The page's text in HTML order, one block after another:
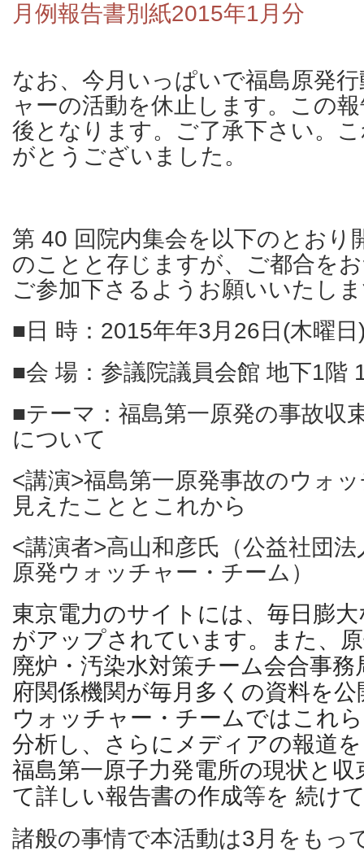
月例報告書別紙2015年1月分
なお、今月いっぱいで福島原発
ャーの活動を休止します。この
後となります。ご了承下さい。
がとうございました。
第 40 回院内集会を以下のとおり
のことと存じますが、ご都合を
ご参加下さるようお願いいたし
■日 時：2015年年3⽉26日(木曜
■会 場：参議院議員会館 地下1階
■テーマ：福島第⼀原発の事故収
について
<講演>福島第⼀原発事故のウォ
見えたこととこれから
<講演者>⾼山和彦氏（公益社団
原発ウォッチャー・チーム）
東京電⼒のサイトには、毎日膨
がアップされています。また、
廃炉・汚染⽔対策チーム会合事
府関係機関が毎⽉多くの資料を
ウォッチャー・チームではこれ
分析し、さらにメディアの報道
福島第一原⼦力発電所の現状と
て詳しい報告書の作成等を 続け
諸般の事情で本活動は3⽉をもっ